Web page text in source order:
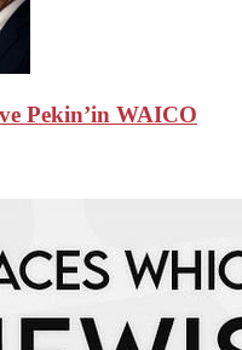
Pekin’in WAICO